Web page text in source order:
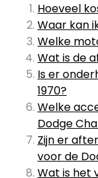
Hoeveel
Waar kan
Welke
Wat is de
Is er
1970?
Welke
Dodge
Zijn er
voor de
Wat is het